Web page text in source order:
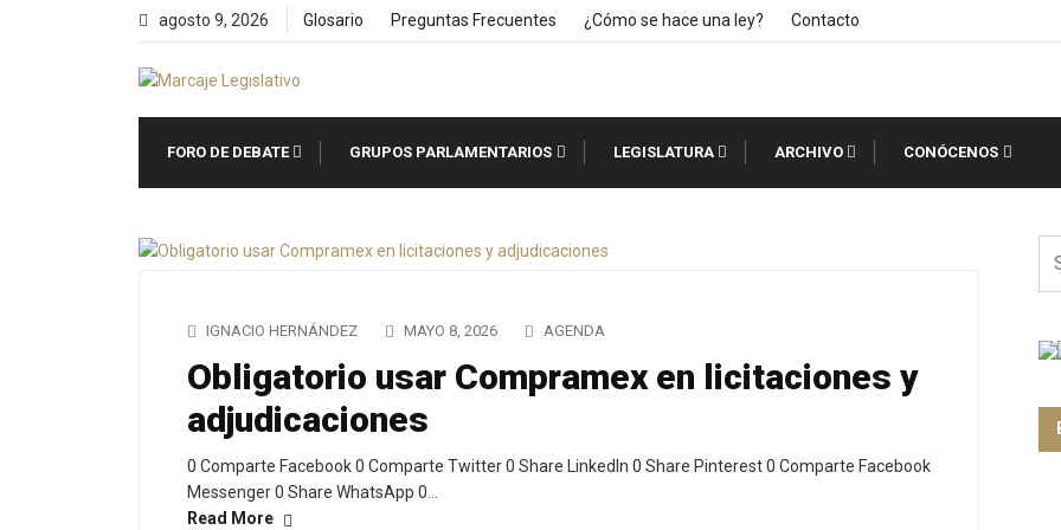
agosto 9, 2026 Glosario Preguntas Frecuentes ¿Cómo se hace una ley? Contacto
FORO DE DEBATE GRUPOS PARLAMENTARIOS LEGISLATURA ARCHIVO CONÓCENOS
IGNACIO HERNÁNDEZ MAYO 8, 2026 AGENDA
Obligatorio usar Compramex en licitaciones y
adjudicaciones
0 Comparte Facebook 0 Comparte Twitter 0 Share LinkedIn 0 Share Pinterest 0 Comparte Facebook
Messenger 0 Share WhatsApp 0…
Read More